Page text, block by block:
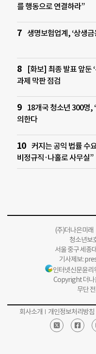
를 행동으로 연결하라”
생명보험업계, ‘상생금
[화보] 최종 발표 앞둔
과제 막판 점검
18개국 청소년 300명,
의한다
커지는 공익 법률 수
비정규직·나홀로 사무실”
(주)더나은미
청소년보
서울 중구 세종
기사제보:
인터넷신문윤리
Copyright 더나
무단
회사소개 개인정보처리방침